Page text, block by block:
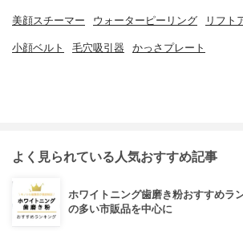
美顔スチーマー ウォーターピーリング リフト
小顔ベルト 毛穴吸引器 かっさプレート
よく見られている人気おすすめ記事
ホワイトニング歯磨き粉おすすめラ
の多い市販品を中心に